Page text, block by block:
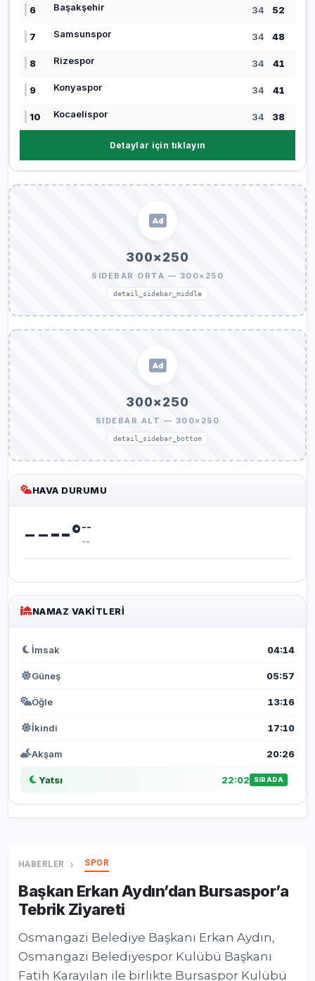
6 Başakşehir 34 52
7 Samsunspor 34 48
8 Rizespor 34 41
9 Konyaspor 34 41
10 Kocaelispor 34 38
Detaylar için tıklayın
300×250
SIDEBAR ORTA — 300×250
detail_sidebar_middle
300×250
SIDEBAR ALT — 300×250
detail_sidebar_bottom
HAVA DURUMU
----°--
--
NAMAZ VAKITLERI
İmsak 04:14
Güneş 05:57
Öğle 13:16
İkindi 17:10
Akşam 20:26
Yatsı 22:02 SIRADA
HABERLER SPOR
Başkan Erkan Aydın’dan Bursaspor’a
Tebrik Ziyareti
Osmangazi Belediye Başkanı Erkan Aydın,
Osmangazi Belediyespor Kulübü Başkanı
Fatih Karayılan ile birlikte Bursaspor Kulübü